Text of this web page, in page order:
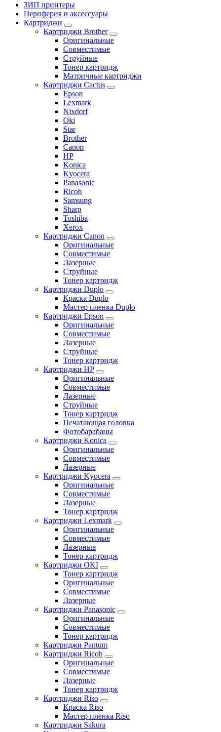
ЗИП принтеры
Периферия и аксессуары
Картриджи
Картриджи Brother
Оригинальные
Совместимые
Струйные
Тонер картридж
Матричные картриджи
Картриджи Cactus
Epson
Lexmark
Nixdorf
Oki
Star
Brother
Canon
HP
Konica
Kyocera
Panasonic
Ricoh
Samsung
Sharp
Toshiba
Xerox
Картриджи Canon
Оригинальные
Совместимые
Лазерные
Струйные
Тонер картридж
Картриджи Duplo
Краска Duplo
Мастер пленка Duplo
Картриджи Epson
Оригинальные
Совместимые
Лазерные
Струйные
Тонер картридж
Картриджи HP
Оригинальные
Совместимые
Лазерные
Струйные
Тонер картридж
Печатающая головка
Фотобарабаны
Картриджи Konica
Оригинальные
Совместимые
Лазерные
Картриджи Kyocera
Оригинальные
Совместимые
Лазерные
Тонер картридж
Картриджи Lexmark
Оригинальные
Совместимые
Лазерные
Тонер картридж
Картриджи OKI
Тонер картридж
Оригинальные
Совместимые
Лазерные
Картриджи Panasonic
Оригинальные
Совместимые
Тонер картридж
Картриджи Pantum
Картриджи Ricoh
Оригинальные
Совместимые
Лазерные
Тонер картридж
Картриджи Riso
Краска Riso
Мастер пленка Riso
Картриджи Sakura